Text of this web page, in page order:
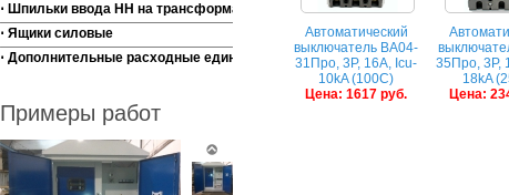
⋅ Шпильки ввода НН на трансформаторы
⋅ Ящики силовые
⋅ Дополнительные расходные единицы
Примеры работ
Автоматический
выключатель ВА04-
31Про, 3P, 16A, Icu-
10kA (100C)
Цена: 1617 руб.
35Про, 3P,
18kA
Цена: